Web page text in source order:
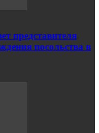
представителя
посольства в